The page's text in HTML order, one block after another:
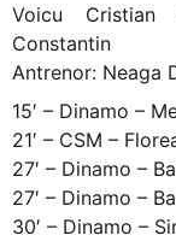
Voicu
Constantin
Antrenor: Neaga
15′ – Dinamo –
21′ – CSM –
27′ – Dinamo –
27′ – Dinamo –
30′ – Dinamo –